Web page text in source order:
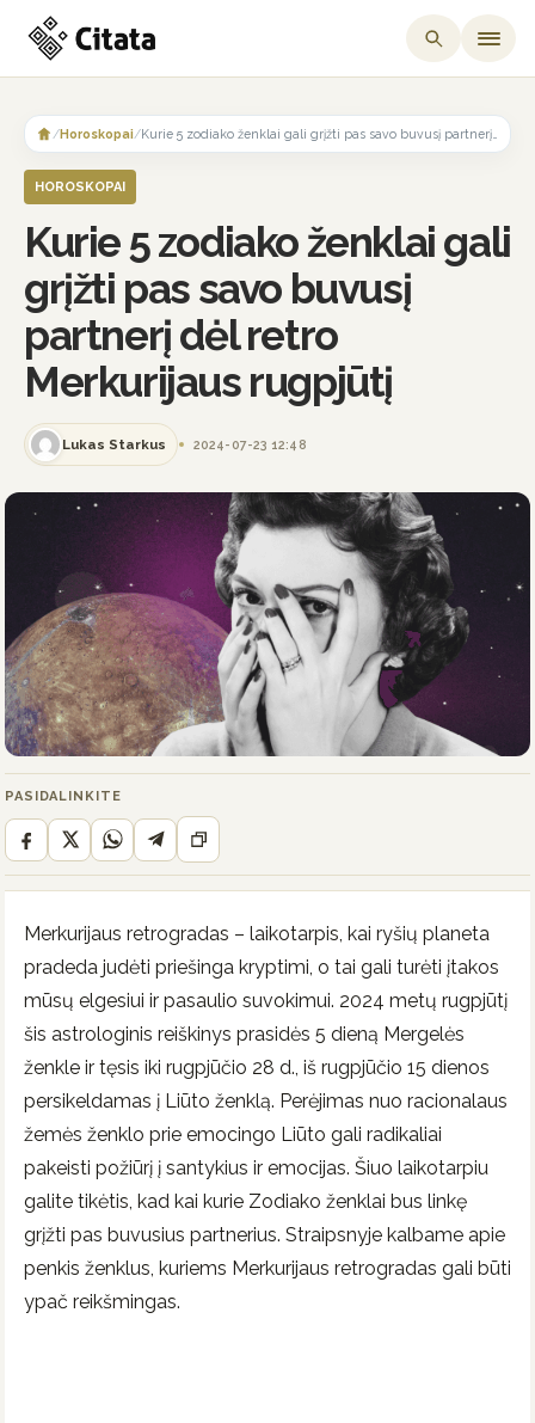
content
/Horoskopai/
HOROSKOPAI
Kurie 5 zodiako ženklai gali
grįžti pas savo buvusį
partnerį dėl retro
Merkurijaus rugpjūtį
Lukas Starkus 2024-07-23 12:48
PASIDALINKITE
Merkurijaus retrogradas – laikotarpis, kai ryšių planeta
pradeda judėti priešinga kryptimi, o tai gali turėti įtakos
mūsų elgesiui ir pasaulio suvokimui. 2024 metų rugpjūtį
šis astrologinis reiškinys prasidės 5 dieną Mergelės
ženkle ir tęsis iki rugpjūčio 28 d., iš rugpjūčio 15 dienos
persikeldamas į Liūto ženklą. Perėjimas nuo racionalaus
žemės ženklo prie emocingo Liūto gali radikaliai
pakeisti požiūrį į santykius ir emocijas. Šiuo laikotarpiu
galite tikėtis, kad kai kurie Zodiako ženklai bus linkę
grįžti pas buvusius partnerius. Straipsnyje kalbame apie
penkis ženklus, kuriems Merkurijaus retrogradas gali būti
ypač reikšmingas.